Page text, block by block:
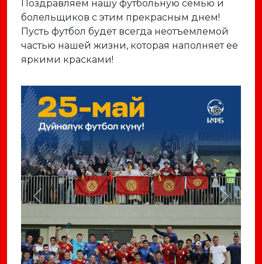
Поздравляем нашу футбольную семью и
болельщиков с этим прекрасным днем!
Пусть футбол будет всегда неотъемлемой
частью нашей жизни, которая наполняет ее
яркими красками!
Previous Next